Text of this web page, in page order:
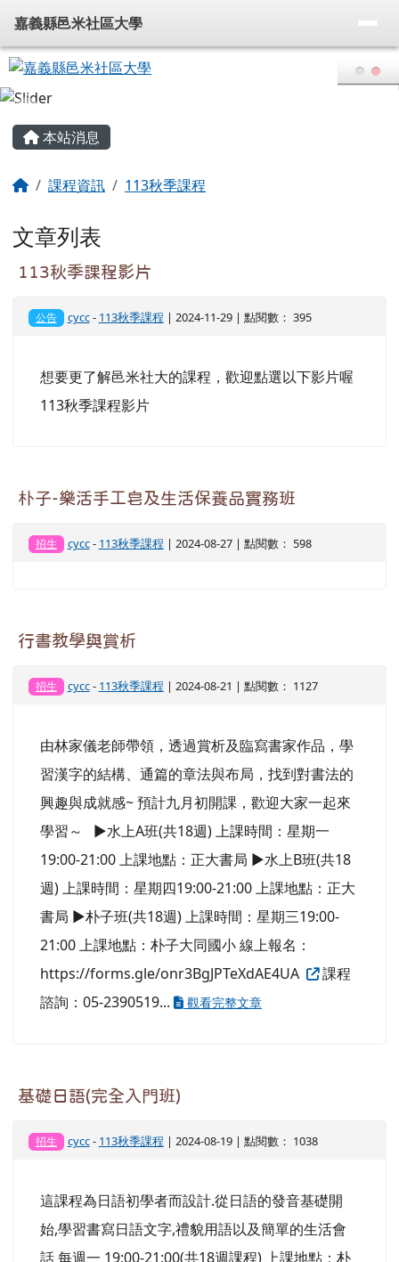
嘉義縣邑米社區大學
導覽列
嘉義縣邑米社區大學
主內容區域
本站消息
回首頁課程資訊 113秋季課程
文章列表
113秋季課程影片
公告 cycc- 113秋季課程 | 2024-11-29 | 點閱數： 395
想要更了解邑米社大的課程，歡迎點選以下影片喔
113秋季課程影片
朴子-樂活手工皂及生活保養品實務班
招生 cycc- 113秋季課程 | 2024-08-27 | 點閱數： 598
行書教學與賞析
招生 cycc- 113秋季課程 | 2024-08-21 | 點閱數： 1127
由林家儀老師帶領，透過賞析及臨寫書家作品，學
習漢字的結構、通篇的章法與布局，找到對書法的
興趣與成就感~ 預計九月初開課，歡迎大家一起來
學習～ ▶水上A班(共18週) 上課時間：星期一
19:00-21:00 上課地點：正大書局 ▶水上B班(共18
週) 上課時間：星期四19:00-21:00 上課地點：正大
書局 ▶朴子班(共18週) 上課時間：星期三19:00-
21:00 上課地點：朴子大同國小 線上報名：
https://forms.gle/onr3BgJPTeXdAE4UA
課程
諮詢：05-2390519...
觀看完整文章
基礎日語(完全入門班)
招生 cycc- 113秋季課程 | 2024-08-19 | 點閱數： 1038
這課程為日語初學者而設計.從日語的發音基礎開
始,學習書寫日語文字,禮貌用語以及簡單的生活會
話 每週一 19:00-21:00(共18週課程) 上課地點：朴
頁尾區域